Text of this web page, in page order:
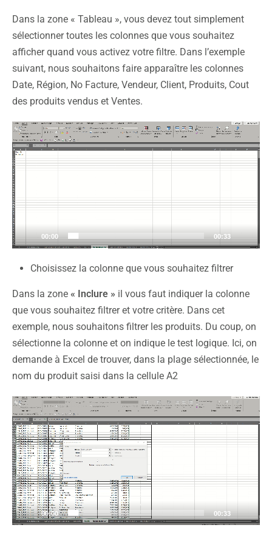
Dans la zone « Tableau », vous devez tout simplement
sélectionner toutes les colonnes que vous souhaitez
afficher quand vous activez votre filtre. Dans l’exemple
suivant, nous souhaitons faire apparaître les colonnes
Date, Région, No Facture, Vendeur, Client, Produits, Cout
des produits vendus et Ventes.
Lecteur
vidéo
00:00 00:33
Choisissez la colonne que vous souhaitez filtrer
Dans la zone « Inclure » il vous faut indiquer la colonne
que vous souhaitez filtrer et votre critère. Dans cet
exemple, nous souhaitons filtrer les produits. Du coup, on
sélectionne la colonne et on indique le test logique. Ici, on
demande à Excel de trouver, dans la plage sélectionnée, le
nom du produit saisi dans la cellule A2
Lecteur
vidéo
00:00 00:33